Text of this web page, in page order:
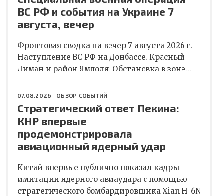
ВС РФ и события на Украине 7
августа, вечер
Фронтовая сводка на вечер 7 августа 2026 г.
Наступление ВС РФ на Донбассе. Красный
Лиман и район Ямполя. Обстановка в зоне…
07.08.2026 | ОБЗОР СОБЫТИЙ
Стратегический ответ Пекина:
КНР впервые
продемонстрировала
авиационный ядерный удар
Китай впервые публично показал кадры
имитации ядерного авиаудара с помощью
стратегического бомбардировщика Xian H-6N